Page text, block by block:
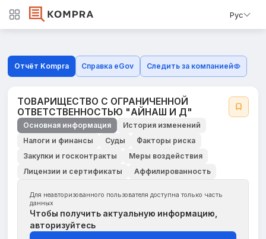
Рус
Отчёт Kompra Справка eGov Следить за компанией
ТОВАРИЩЕСТВО С ОГРАНИЧЕННОЙ
ОТВЕТСТВЕННОСТЬЮ "АЙНАШ И Д"
Основная информация
История изменений
Налоги и финансы
Суды
Факторы риска
Закупки и госконтракты
Меры воздействия
Лицензии и сертификаты
Аффилированность
Для неавторизованного пользователя доступна только часть
данных
Чтобы получить актуальную информацию,
авторизуйтесь